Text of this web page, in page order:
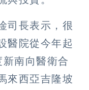
司長表示，很
醫院從今年起
南向醫衛合
來西亞吉隆坡